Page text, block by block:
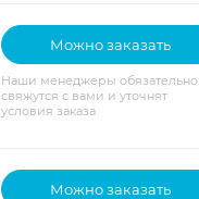
Можно заказать
Наши менеджеры обязательно
свяжутся с вами и уточнят
условия заказа
Можно заказать